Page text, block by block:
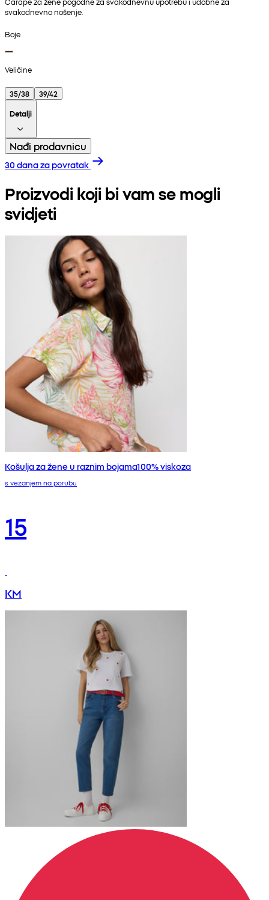
svakodnevno nošenje.
Boje
Veličine
35/38
39/42
Detalji
Nađi prodavnicu
30 dana za povratak
Proizvodi koji bi vam se mogli
svidjeti
Košulja za žene u raznim bojama100% viskoza
s vezanjem na porubu
15
KM